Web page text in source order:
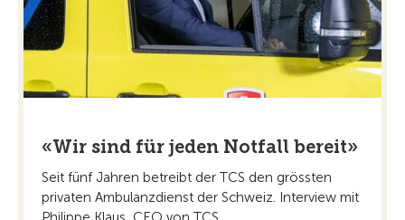
«Wir sind für jeden Notfall bereit»
Seit fünf Jahren betreibt der TCS den grössten
privaten Ambulanzdienst der Schweiz. Interview mit